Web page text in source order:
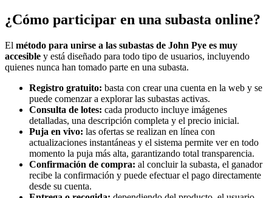
¿Cómo participar en una subasta online?
El método para unirse a las subastas de John Pye es muy
accesible y está diseñado para todo tipo de usuarios, incluyendo
quienes nunca han tomado parte en una subasta.
Registro gratuito: basta con crear una cuenta en la web y se
puede comenzar a explorar las subastas activas.
Consulta de lotes: cada producto incluye imágenes
detalladas, una descripción completa y el precio inicial.
Puja en vivo: las ofertas se realizan en línea con
actualizaciones instantáneas y el sistema permite ver en todo
momento la puja más alta, garantizando total transparencia.
Confirmación de compra: al concluir la subasta, el ganador
recibe la confirmación y puede efectuar el pago directamente
desde su cuenta.